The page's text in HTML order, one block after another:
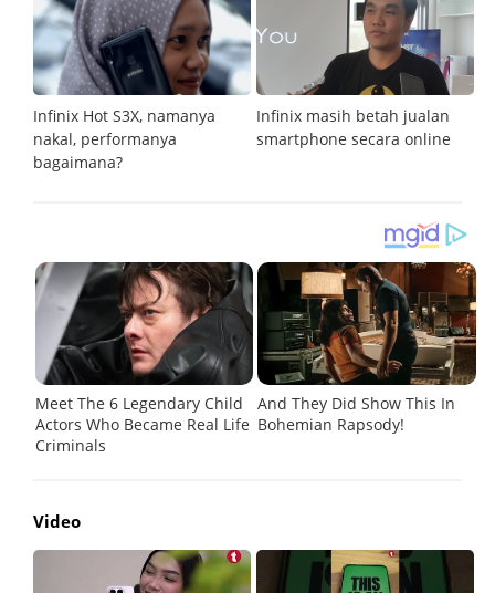
Infinix Hot S3X, namanya
nakal, performanya
bagaimana?
Infinix masih betah jualan
smartphone secara online
Video